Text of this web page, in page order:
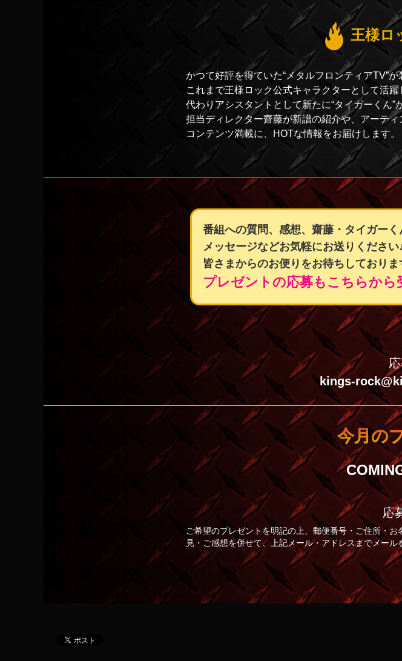
第22回【PART-4】
第23回【PART-1】
第23回【PART-2】
第23回【PART-3】放
第23回【PART-4】
2019年正月特別編
第24回【PART-1】
第24回【PART-2】
第24回【PART-3】
第24回【PART-4】
第25回【PART-1】
第25回【PART-2】
第25回【PART-3】
第25回【PART-4】
第26回【PART-1】
第26回【PART-2】
第26回【PART-3】
王様ロ
かつて好評を得ていた“メタルフロンティアTV”が
これまで王様ロック公式キャラクターとして活躍
代わりアシスタントとして新たに“タイガーくん”
担当ディレクター齋藤が新譜の紹介や、アーテ
コンテンツ満載に、HOTな情報をお届けします。
番組への質問、感想、齋藤・タイガーく
メッセージなどお気軽にお送りください
皆さまからのお便りをお待ちしておりま
プレゼントの応募もこちらから
kings-
今月の
応
ご希望のプレゼントを明記の上、郵便番号・ご住所・
見・ご感想を併せて、上記メール・アドレスまでメール